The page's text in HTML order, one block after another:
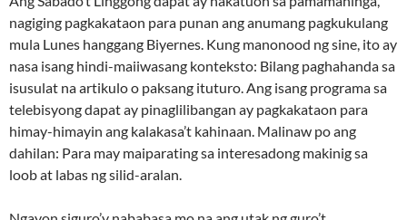
nagiging pagkakataon para punan ang anumang pagkukulang
mula Lunes hanggang Biyernes. Kung manonood ng sine, ito ay
nasa isang hindi-maiiwasang konteksto: Bilang paghahanda sa
isusulat na artikulo o paksang ituturo. Ang isang programa sa
telebisyong dapat ay pinaglilibangan ay pagkakataon para
himay-himayin ang kalakasa’t kahinaan. Malinaw po ang
dahilan: Para may maiparating sa interesadong makinig sa
loob at labas ng silid-aralan.